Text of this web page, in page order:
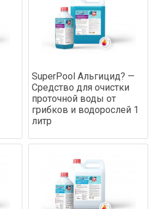
SuperPool Альгицид? —
Средство для очистки
проточной воды от
грибков и водорослей 1
литр